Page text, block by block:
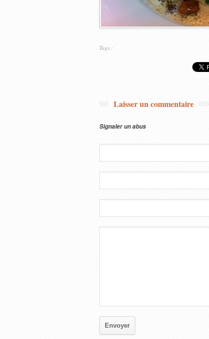
Tags :
Laisser un commentaire
Signaler un abus